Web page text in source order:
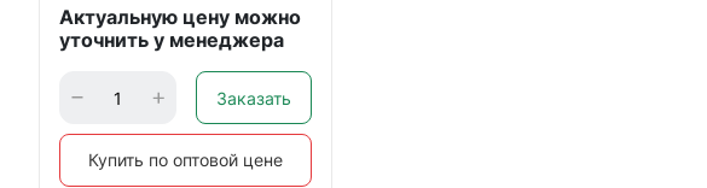
Актуальную цену можно
уточнить у менеджера
Заказать
Купить по оптовой цене